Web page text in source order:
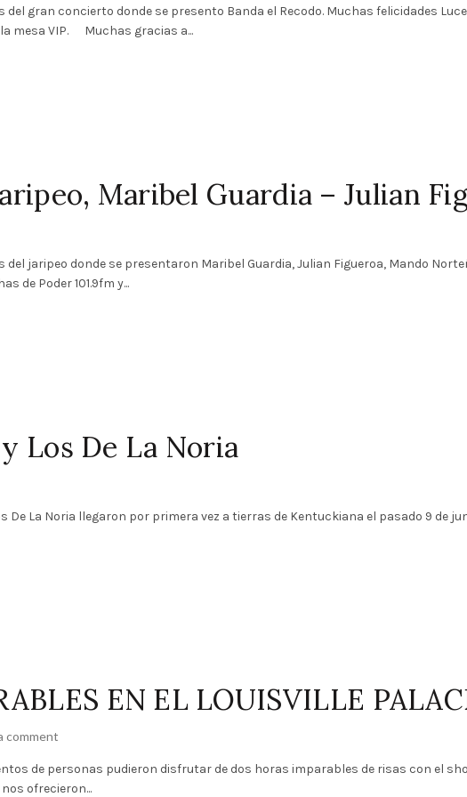
gran concierto donde se presento Banda el Recodo. Muchas felicidades
mesa VIP. Muchas gracias a...
Maribel Guardia – Julian
jaripeo donde se presentaron Maribel Guardia, Julian Figueroa, Mando
de Poder 101.9fm y...
Los De La Noria
De La Noria llegaron por primera vez a tierras de Kentuckiana el pasado 9
EN EL LOUISVILLE
comment
de personas pudieron disfrutar de dos horas imparables de risas con el
ofrecieron...